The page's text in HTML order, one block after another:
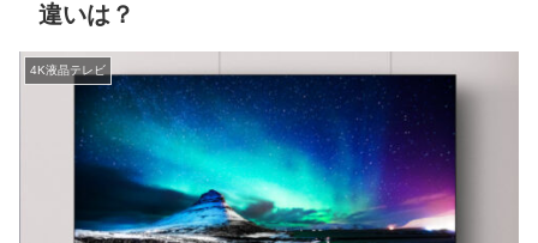
違いは？
4K液晶テレビ